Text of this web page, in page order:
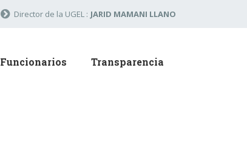
Director de la UGEL : JARID MAMANI LLANO
Funcionarios Transparencia